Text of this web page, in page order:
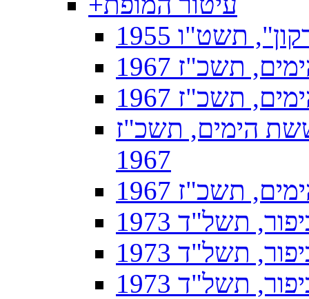
תשט"ו 1955
תשכ"ז 1967
תשכ"ז 1967
הימים, תשכ"ז
1967
תשכ"ז 1967
תשל"ד 1973
תשל"ד 1973
תשל"ד 1973